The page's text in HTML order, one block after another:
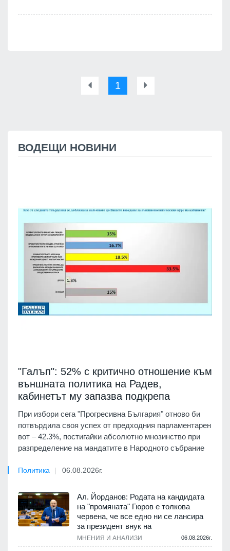
1
ВОДЕЩИ НОВИНИ
"Галъп": 52% с критично отношение към
външната политика на Радев,
кабинетът му запазва подкрепа
При избори сега "Прогресивна България" отново би
потвърдила своя успех от предходния парламентарен
вот – 42.3%, постигайки абсолютно мнозинство при
разпределение на мандатите в Народното събрание
Политика 06.08.2026г.
Ал. Йорданов: Родата на кандидата
на "промяната" Гюров е толкова
червена, че все едно ни се лансира
за президент внук на
МНЕНИЯ И АНАЛИЗИ 06.08.2026г.